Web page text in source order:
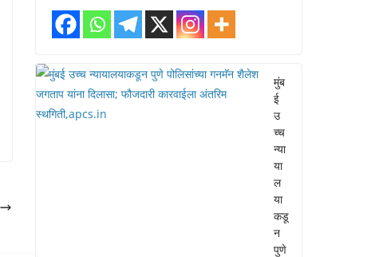
मुंब
ई
उ
च्च
न्या
या
ल
या
कडू
न
पुणे